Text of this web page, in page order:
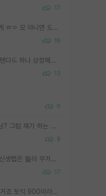
17
신생랩+젊은 교수 이게 ㄹㅇ 모 아니면 도인듯.
16
ML 대부분이 골드 스탠다드 하나 상정해놓고 (벤치마크 데이터셋이 여러 개면 여러 개 상정) 그거 얼마나 잘 맞추나 싸움임 가끔 번뜩이는 설계 철학을 보여주는 논문들도 있지만 대부분 그거 성적 얼마나 더 올리느라에 혈안이 되어 있는 측면이 잇음
13
9
open ai가 ai대장아님? 그럼 쟤가 하는 말이 다 맞겠네
8
신생랩 1기 출신인데 신생랩은 줠라 무거운 바벨 같은거임. 들면 대박인데 못들면 깔려 죽음. 아무도 알려주지 않는 환경에서 자생해야하지만, 일단 살아남았다면 그 어떤 사람보다 악착같고 생존력 높은 사람으로 거듭날 수 있음
17
뭐 토익같은게 되버린거죠 토익 900이라고 영어잘하는건 아닙니다만 잘하는사람은 다 900을 넘는 그런